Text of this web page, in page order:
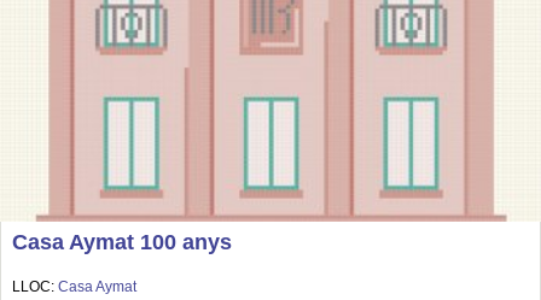
Casa Aymat 100 anys
LLOC: Casa Aymat